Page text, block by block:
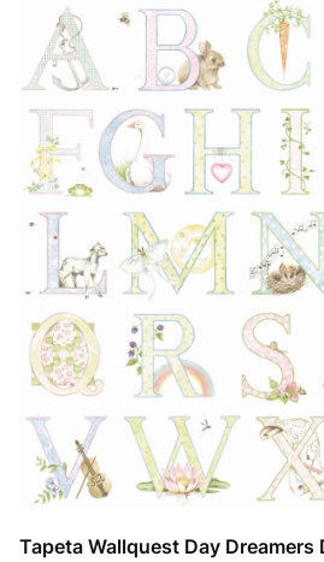
Tapeta Wallquest Day Dreamers